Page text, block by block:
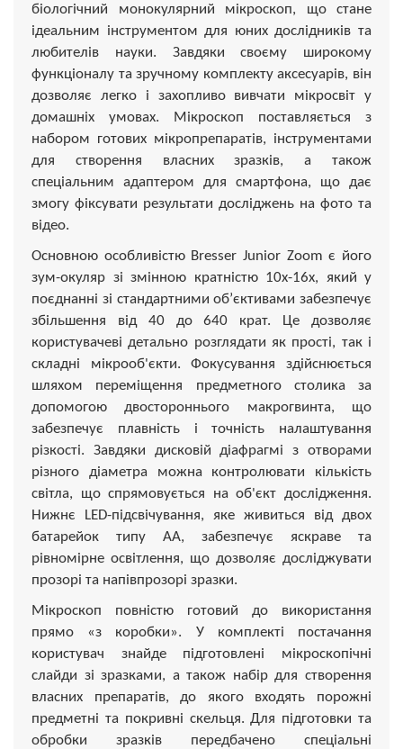
біологічний монокулярний мікроскоп, що стане
ідеальним інструментом для юних дослідників та
любителів науки. Завдяки своєму широкому
функціоналу та зручному комплекту аксесуарів, він
дозволяє легко і захопливо вивчати мікросвіт у
домашніх умовах. Мікроскоп поставляється з
набором готових мікропрепаратів, інструментами
для створення власних зразків, а також
спеціальним адаптером для смартфона, що дає
змогу фіксувати результати досліджень на фото та
відео.
Основною особливістю Bresser Junior Zoom є його
зум-окуляр зі змінною кратністю 10х-16х, який у
поєднанні зі стандартними об’єктивами забезпечує
збільшення від 40 до 640 крат. Це дозволяє
користувачеві детально розглядати як прості, так і
складні мікрооб'єкти. Фокусування здійснюється
шляхом переміщення предметного столика за
допомогою двостороннього макрогвинта, що
забезпечує плавність і точність налаштування
різкості. Завдяки дисковій діафрагмі з отворами
різного діаметра можна контролювати кількість
світла, що спрямовується на об'єкт дослідження.
Нижнє LED-підсвічування, яке живиться від двох
батарейок типу AA, забезпечує яскраве та
рівномірне освітлення, що дозволяє досліджувати
прозорі та напівпрозорі зразки.
Мікроскоп повністю готовий до використання
прямо «з коробки». У комплекті постачання
користувач знайде підготовлені мікроскопічні
слайди зі зразками, а також набір для створення
власних препаратів, до якого входять порожні
предметні та покривні скельця. Для підготовки та
обробки зразків передбачено спеціальні